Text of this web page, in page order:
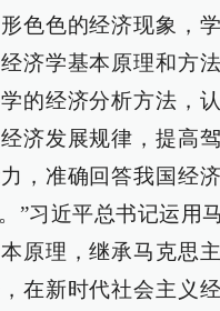
色色的经济现象，
济学基本原理和方
的经济分析方法，
济发展规律，提高
，准确回答我国经
”习近平总书记运用
原理，继承马克思
在新时代社会主义